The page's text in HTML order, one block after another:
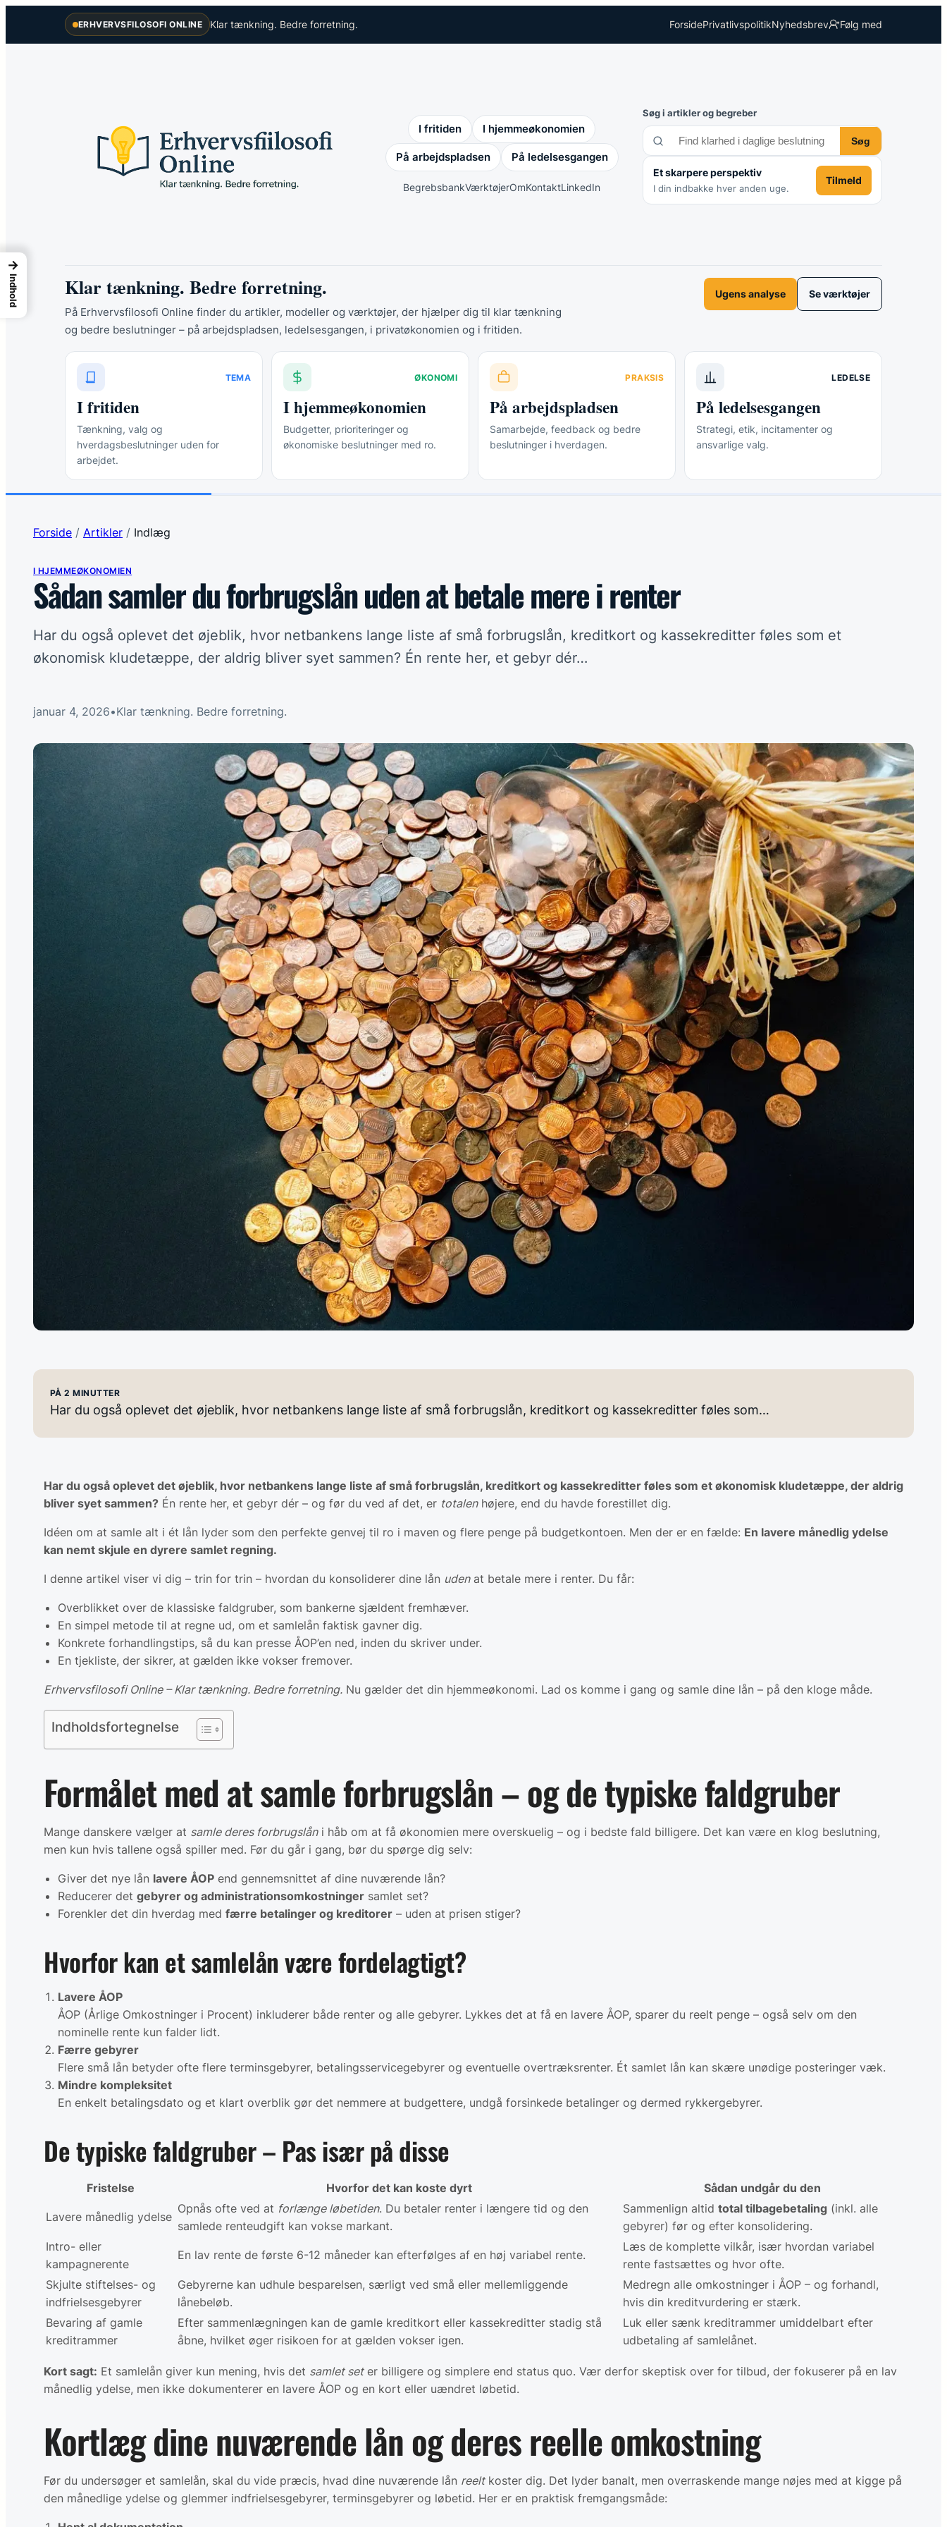
ERHVERVSFILOSOFI ONLINE Klar tænkning. Bedre forretning. ForsidePrivatlivspolitikNyhedsbrev Følg med
I fritiden I hjemmeøkonomien
På arbejdspladsen På ledelsesgangen
BegrebsbankVærktøjerOmKontaktLinkedIn
Søg i artikler og begreber
Søg
Et skarpere perspektiv
I din indbakke hver anden uge.
Tilmeld
Klar tænkning. Bedre forretning.
På Erhvervsfilosofi Online finder du artikler, modeller og værktøjer, der hjælper dig til klar tænkning
og bedre beslutninger – på arbejdspladsen, ledelsesgangen, i privatøkonomien og i fritiden.
Ugens analyse Se værktøjer
TEMA
I fritiden
Tænkning, valg og
hverdagsbeslutninger uden for
arbejdet.
ØKONOMI
I hjemmeøkonomien
Budgetter, prioriteringer og
økonomiske beslutninger med ro.
PRAKSIS
På arbejdspladsen
Samarbejde, feedback og bedre
beslutninger i hverdagen.
LEDELSE
På ledelsesgangen
Strategi, etik, incitamenter og
ansvarlige valg.
Forside / Artikler / Indlæg
I HJEMMEØKONOMIEN
Sådan samler du forbrugslån uden at betale mere i renter
Har du også oplevet det øjeblik, hvor netbankens lange liste af små forbrugslån, kreditkort og kassekreditter føles som et
økonomisk kludetæppe, der aldrig bliver syet sammen? Én rente her, et gebyr dér…
januar 4, 2026•Klar tænkning. Bedre forretning.
PÅ 2 MINUTTER
Har du også oplevet det øjeblik, hvor netbankens lange liste af små forbrugslån, kreditkort og kassekreditter føles som…
Har du også oplevet det øjeblik, hvor netbankens lange liste af små forbrugslån, kreditkort og kassekreditter føles som et økonomisk kludetæppe, der aldrig
bliver syet sammen? Én rente her, et gebyr dér – og før du ved af det, er totalenhøjere, end du havde forestillet dig.
Idéen om at samle alt i ét lån lyder som den perfekte genvej til ro i maven og flere penge på budgetkontoen. Men der er en fælde: En lavere månedlig ydelse
kan nemt skjule en dyrere samlet regning.
I denne artikel viser vi dig – trin for trin – hvordan du konsoliderer dine lån udenat betale mere i renter. Du får:
Overblikket over de klassiske faldgruber, som bankerne sjældent fremhæver.
En simpel metode til at regne ud, om et samlelån faktisk gavner dig.
Konkrete forhandlingstips, så du kan presse ÅOP’en ned, inden du skriver under.
En tjekliste, der sikrer, at gælden ikke vokser fremover.
Erhvervsfilosofi Online – Klar tænkning. Bedre forretning. Nu gælder det din hjemmeøkonomi. Lad os komme i gang og samle dine lån – på den kloge måde.
Indholdsfortegnelse
Formålet med at samle forbrugslån – og de typiske faldgruber
Mange danskere vælger at samle deres forbrugslåni håb om at få økonomien mere overskuelig – og i bedste fald billigere. Det kan være en klog beslutning,
men kun hvis tallene også spiller med. Før du går i gang, bør du spørge dig selv:
Giver det nye lån lavere ÅOP end gennemsnittet af dine nuværende lån?
Reducerer det gebyrer og administrationsomkostninger samlet set?
Forenkler det din hverdag med færre betalinger og kreditorer – uden at prisen stiger?
Hvorfor kan et samlelån være fordelagtigt?
Lavere ÅOP
ÅOP (Årlige Omkostninger i Procent) inkluderer både renter og alle gebyrer. Lykkes det at få en lavere ÅOP, sparer du reelt penge – også selv om den
nominelle rente kun falder lidt.
Færre gebyrer
Flere små lån betyder ofte flere terminsgebyrer, betalingsservicegebyrer og eventuelle overtræksrenter. Ét samlet lån kan skære unødige posteringer væk.
Mindre kompleksitet
En enkelt betalingsdato og et klart overblik gør det nemmere at budgettere, undgå forsinkede betalinger og dermed rykkergebyrer.
De typiske faldgruber – Pas især på disse
Fristelse Hvorfor det kan koste dyrt Sådan undgår du den
Lavere månedlig ydelse
Opnås ofte ved at forlænge løbetiden. Du betaler renter i længere tid og den
samlede renteudgift kan vokse markant.
Sammenlign altid total tilbagebetaling (inkl. alle
gebyrer) før og efter konsolidering.
Intro- eller
kampagnerente
En lav rente de første 6-12 måneder kan efterfølges af en høj variabel rente.
Læs de komplette vilkår, især hvordan variabel
rente fastsættes og hvor ofte.
Skjulte stiftelses- og
indfrielsesgebyrer
Gebyrerne kan udhule besparelsen, særligt ved små eller mellemliggende
lånebeløb.
Medregn alle omkostninger i ÅOP – og forhandl,
hvis din kreditvurdering er stærk.
Bevaring af gamle
kreditrammer
Efter sammenlægningen kan de gamle kreditkort eller kassekreditter stadig stå
åbne, hvilket øger risikoen for at gælden vokser igen.
Luk eller sænk kreditrammer umiddelbart efter
udbetaling af samlelånet.
Kort sagt: Et samlelån giver kun mening, hvis det samlet seter billigere og simplere end status quo. Vær derfor skeptisk over for tilbud, der fokuserer på en lav
månedlig ydelse, men ikke dokumenterer en lavere ÅOP og en kort eller uændret løbetid.
Kortlæg dine nuværende lån og deres reelle omkostning
Før du undersøger et samlelån, skal du vide præcis, hvad dine nuværende lån reeltkoster dig. Det lyder banalt, men overraskende mange nøjes med at kigge på
den månedlige ydelse og glemmer indfrielsesgebyrer, terminsgebyrer og løbetid. Her er en praktisk fremgangsmåde:
→
Indhold